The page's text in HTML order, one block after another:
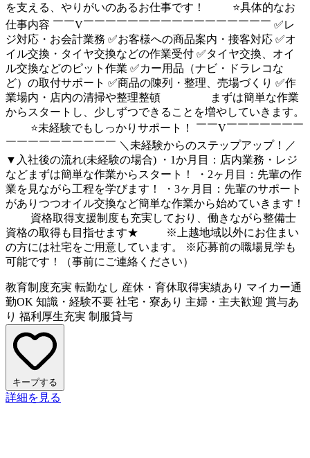
を支える、やりがいのあるお仕事です！ ⭐具体的なお
仕事内容 ￣￣V￣￣￣￣￣￣￣￣￣￣￣￣￣￣￣￣￣ ✅レ
ジ対応・お会計業務 ✅お客様への商品案内・接客対応 ✅オ
イル交換・タイヤ交換などの作業受付 ✅タイヤ交換、オイ
ル交換などのピット作業 ✅カー用品（ナビ・ドラレコな
ど）の取付サポート ✅商品の陳列・整理、売場づくり ✅作
業場内・店内の清掃や整理整頓 まずは簡単な作業
からスタートし、少しずつできることを増やしていきます。
⭐未経験でもしっかりサポート！ ￣￣V￣￣￣￣￣￣￣
￣￣￣￣￣￣￣￣￣￣ ＼未経験からのステップアップ！／
▼入社後の流れ(未経験の場合) ・1か月目：店内業務・レジ
などまずは簡単な作業からスタート！ ・2ヶ月目：先輩の作
業を見ながら工程を学びます！ ・3ヶ月目：先輩のサポート
がありつつオイル交換など簡単な作業から始めていきます！
資格取得支援制度も充実しており、働きながら整備士
資格の取得も目指せます★ ※上越地域以外にお住まい
の方には社宅をご用意しています。 ※応募前の職場見学も
可能です！（事前にご連絡ください）
教育制度充実 転勤なし 産休・育休取得実績あり マイカー通
勤OK 知識・経験不要 社宅・寮あり 主婦・主夫歓迎 賞与あ
り 福利厚生充実 制服貸与
キープする
詳細を見る